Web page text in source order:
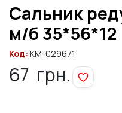
Сальник
м/б 35*56*12
Код: KM-029671
67 грн.